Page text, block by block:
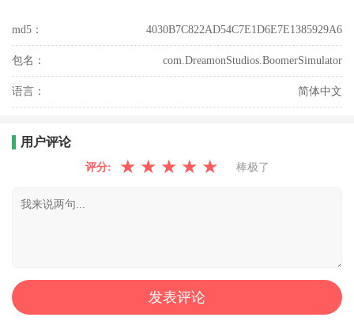
md5： 4030B7C822AD54C7E1D6E7E1385929A6
包名： com.DreamonStudios.BoomerSimulator
语言： 简体中文
用户评论
评分: ★ ★ ★ ★ ★ 棒极了